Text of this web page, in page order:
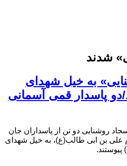
شدند
به خیل شهدای
دو پاسدار قمی آسمانی
روشنایی دو تن از پاسداران جان
لشکر عملیاتی 17 امام علی بن ابی طالب(ع)، به خیل شهدای